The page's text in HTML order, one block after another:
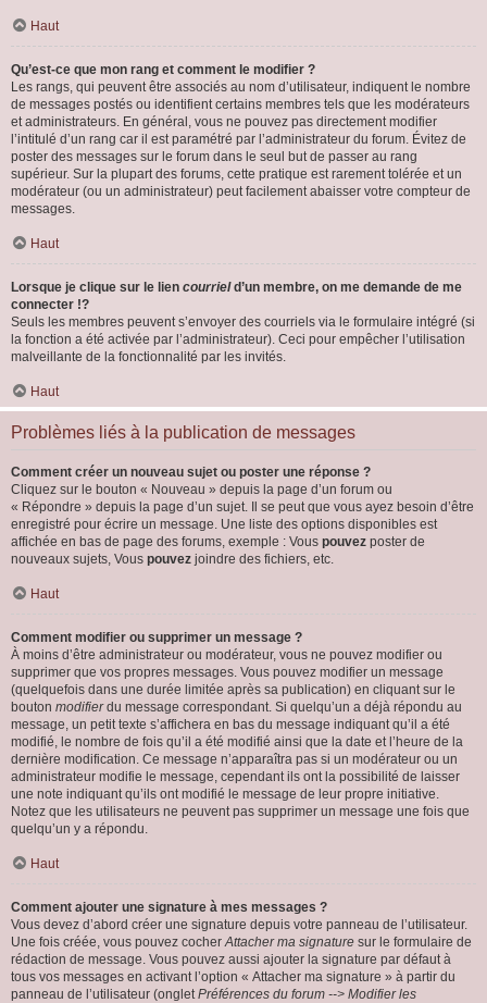
Haut
Qu’est-ce que mon rang et comment le modifier ?
Les rangs, qui peuvent être associés au nom d’utilisateur, indiquent le nombre
de messages postés ou identifient certains membres tels que les modérateurs
et administrateurs. En général, vous ne pouvez pas directement modifier
l’intitulé d’un rang car il est paramétré par l’administrateur du forum. Évitez de
poster des messages sur le forum dans le seul but de passer au rang
supérieur. Sur la plupart des forums, cette pratique est rarement tolérée et un
modérateur (ou un administrateur) peut facilement abaisser votre compteur de
messages.
Haut
Lorsque je clique sur le lien courrield’un membre, on me demande de me
connecter !?
Seuls les membres peuvent s’envoyer des courriels via le formulaire intégré (si
la fonction a été activée par l’administrateur). Ceci pour empêcher l’utilisation
malveillante de la fonctionnalité par les invités.
Haut
Problèmes liés à la publication de messages
Comment créer un nouveau sujet ou poster une réponse ?
Cliquez sur le bouton « Nouveau » depuis la page d’un forum ou
« Répondre » depuis la page d’un sujet. Il se peut que vous ayez besoin d’être
enregistré pour écrire un message. Une liste des options disponibles est
affichée en bas de page des forums, exemple : Vous pouvez poster de
nouveaux sujets, Vous pouvez joindre des fichiers, etc.
Haut
Comment modifier ou supprimer un message ?
À moins d’être administrateur ou modérateur, vous ne pouvez modifier ou
supprimer que vos propres messages. Vous pouvez modifier un message
(quelquefois dans une durée limitée après sa publication) en cliquant sur le
bouton modifierdu message correspondant. Si quelqu’un a déjà répondu au
message, un petit texte s’affichera en bas du message indiquant qu’il a été
modifié, le nombre de fois qu’il a été modifié ainsi que la date et l’heure de la
dernière modification. Ce message n’apparaîtra pas si un modérateur ou un
administrateur modifie le message, cependant ils ont la possibilité de laisser
une note indiquant qu’ils ont modifié le message de leur propre initiative.
Notez que les utilisateurs ne peuvent pas supprimer un message une fois que
quelqu’un y a répondu.
Haut
Comment ajouter une signature à mes messages ?
Vous devez d’abord créer une signature depuis votre panneau de l’utilisateur.
Une fois créée, vous pouvez cocherAttacher ma signature sur le formulaire de
rédaction de message. Vous pouvez aussi ajouter la signature par défaut à
tous vos messages en activant l’option « Attacher ma signature » à partir du
panneau de l’utilisateur (ongletPréférences du forum --> Modifier les